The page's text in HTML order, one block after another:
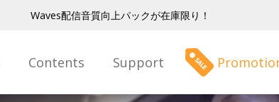
Waves配信音質向上パックが在庫限り！
Contents Support